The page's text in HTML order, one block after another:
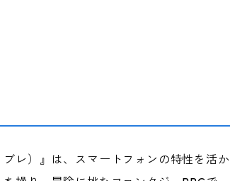
レ）』は、スマートフォンの特性を活か